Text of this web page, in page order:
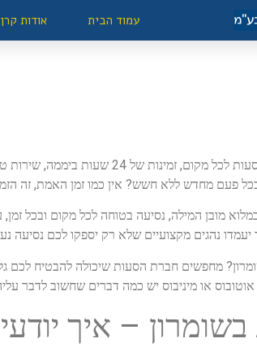
עמוד הבית אודות
כשמדברים על הסעות לכל
פעם מחדש ללא חשש? אין כמו זמן האמת, זה
במלוא מובן המילה, נסיעה בטוחה לכל מקום ובכל
נהגים מקצועיים שלא רק יספקו לכם
מחפשים חברת הסעות שיכולה להבטיח לכם
או מיניבוס יש כמה דברים שחשוב לדבר
– איך